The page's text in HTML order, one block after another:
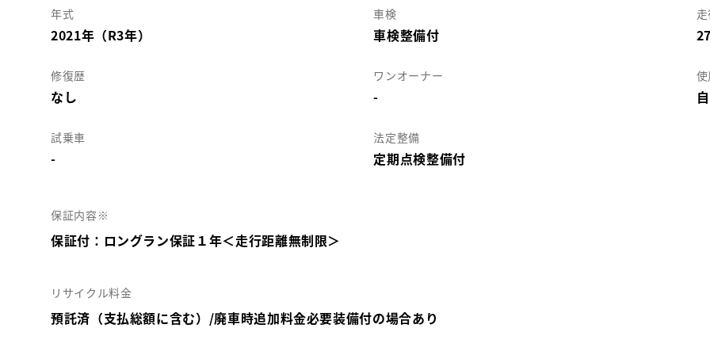
年式
2021年（R3年）
車検
車検整備付
修復歴
なし
ワンオーナー
-
試乗車
-
法定整備
定期点検整備付
保証内容※
保証付：ロングラン保証１年＜走行距離無制限＞
リサイクル料金
預託済（支払総額に含む）/廃車時追加料金必要装備付の場合あり